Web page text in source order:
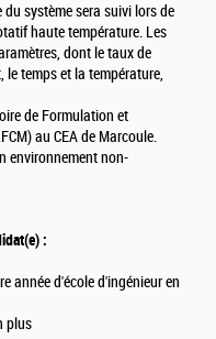
système sera suivi lors de
haute température. Les
dont le taux de
le temps et la température,
de Formulation et
au CEA de Marcoule.
environnement non-
:
année d'école d'ingénieur en
plus